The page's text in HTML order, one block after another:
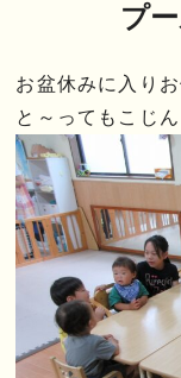
プ
お盆休みに入り
と～ってもこじ